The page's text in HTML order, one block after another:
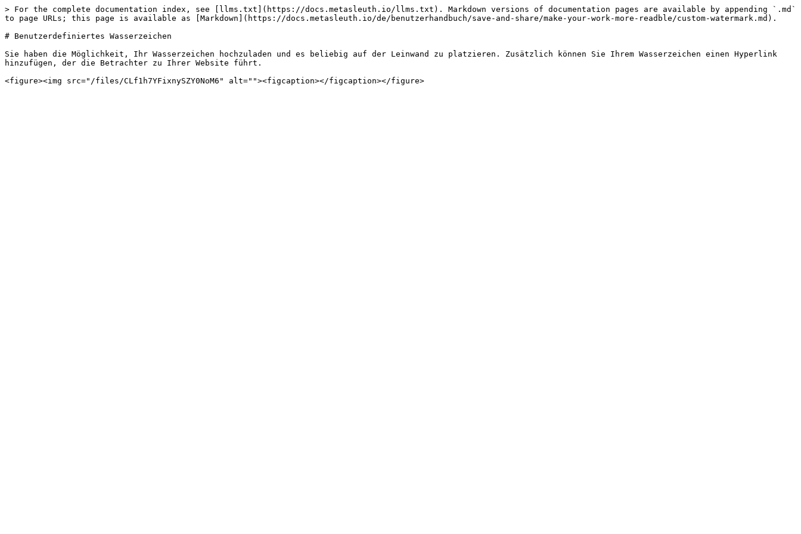
> For the complete documentation index, see [llms.txt](https://docs.metasleuth.io/llms.txt). Markdown versions of documentation pages are available by appending `.md`
to page URLs; this page is available as [Markdown](https://docs.metasleuth.io/de/benutzerhandbuch/save-and-share/make-your-work-more-readble/custom-watermark.md).
# Benutzerdefiniertes Wasserzeichen
Sie haben die Möglichkeit, Ihr Wasserzeichen hochzuladen und es beliebig auf der Leinwand zu platzieren. Zusätzlich können Sie Ihrem Wasserzeichen einen Hyperlink
hinzufügen, der die Betrachter zu Ihrer Website führt.